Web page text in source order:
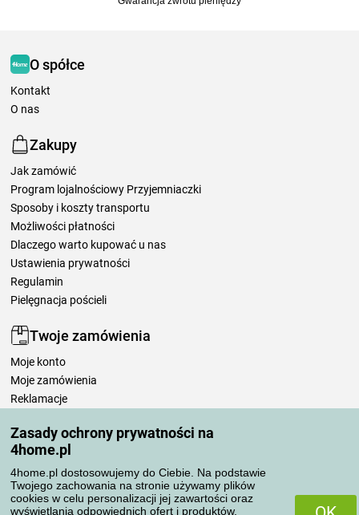
Zasady ochrony prywatności na
4home.pl
4home.pl dostosowujemy do Ciebie. Na podstawie
Twojego zachowania na stronie używamy plików
cookies w celu personalizacji jej zawartości oraz
wyświetlania odpowiednich ofert i produktów.
O spółce
Kontakt
O nas
Zakupy
Jak zamówić
Program lojalnościowy Przyjemniaczki
Sposoby i koszty transportu
Możliwości płatności
Dlaczego warto kupować u nas
Ustawienia prywatności
Regulamin
Pielęgnacja pościeli
Twoje zamówienia
Moje konto
Moje zamówienia
Reklamacje
Zasady przetwarzania recenzji
Sposoby transportu